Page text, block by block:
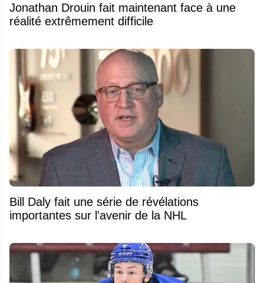
Jonathan Drouin fait maintenant face à une
réalité extrêmement difficile
Bill Daly fait une série de révélations
importantes sur l'avenir de la NHL